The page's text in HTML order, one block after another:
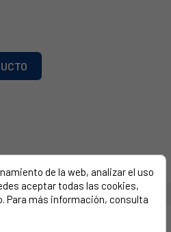
de la web, analizar el uso
aceptar todas las cookies,
Para más información, consulta